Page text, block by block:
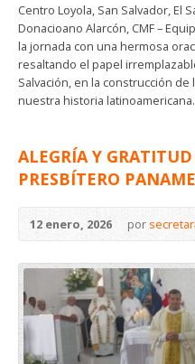
Centro Loyola, San Salvador, El
Donacioano Alarcón, CMF –
la jornada con una hermosa
resaltando el papel
Salvación, en la construcción
nuestra historia
ALEGRÍA Y
PRESBÍTERO
12 enero, 2026 por